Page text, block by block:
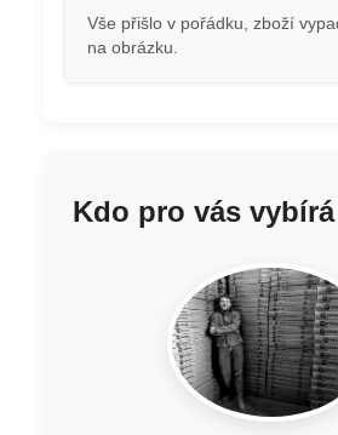
Vše přišlo v pořádku, zboží
na obrázku.
Kdo pro vás